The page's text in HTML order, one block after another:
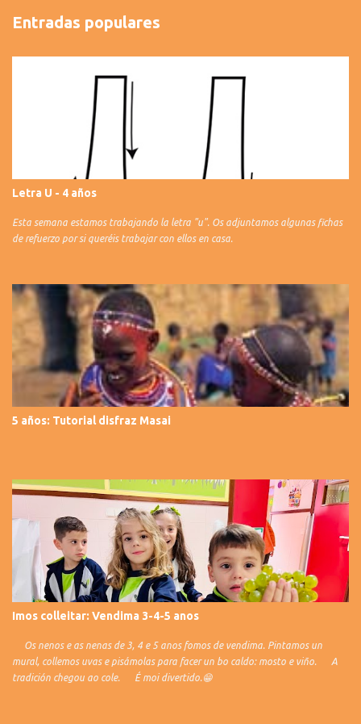
Entradas populares
Letra U - 4 años
Esta semana estamos trabajando la letra "u". Os adjuntamos algunas fichas
de refuerzo por si queréis trabajar con ellos en casa.
5 años: Tutorial disfraz Masai
Imos colleitar: Vendima 3-4-5 anos
Os nenos e as nenas de 3, 4 e 5 anos fomos de vendima. Pintamos un
mural, collemos uvas e pisámolas para facer un bo caldo: mosto e viño. A
tradición chegou ao cole. É moi divertido.😁